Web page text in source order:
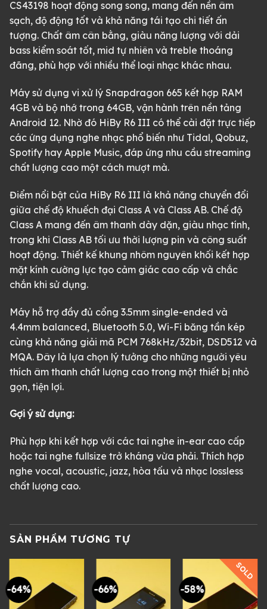
CS43198 hoạt động song song, mang đến nền âm
sạch, độ động tốt và khả năng tái tạo chi tiết ấn
tượng. Chất âm cân bằng, giàu năng lượng với dải
bass kiểm soát tốt, mid tự nhiên và treble thoáng
đãng, phù hợp với nhiều thể loại nhạc khác nhau.
Máy sử dụng vi xử lý Snapdragon 665 kết hợp RAM
4GB và bộ nhớ trong 64GB, vận hành trên nền tảng
Android 12. Nhờ đó HiBy R6 III có thể cài đặt trực tiếp
các ứng dụng nghe nhạc phổ biến như Tidal, Qobuz,
Spotify hay Apple Music, đáp ứng nhu cầu streaming
chất lượng cao một cách mượt mà.
Điểm nổi bật của HiBy R6 III là khả năng chuyển đổi
giữa chế độ khuếch đại Class A và Class AB. Chế độ
Class A mang đến âm thanh dày dặn, giàu nhạc tính,
trong khi Class AB tối ưu thời lượng pin và công suất
hoạt động. Thiết kế khung nhôm nguyên khối kết hợp
mặt kính cường lực tạo cảm giác cao cấp và chắc
chắn khi sử dụng.
Máy hỗ trợ đầy đủ cổng 3.5mm single-ended và
4.4mm balanced, Bluetooth 5.0, Wi-Fi băng tần kép
cùng khả năng giải mã PCM 768kHz/32bit, DSD512 và
MQA. Đây là lựa chọn lý tưởng cho những người yêu
thích âm thanh chất lượng cao trong một thiết bị nhỏ
gọn, tiện lợi.
Gợi ý sử dụng:
Phù hợp khi kết hợp với các tai nghe in-ear cao cấp
hoặc tai nghe fullsize trở kháng vừa phải. Thích hợp
nghe vocal, acoustic, jazz, hòa tấu và nhạc lossless
chất lượng cao.
SẢN PHẨM TƯƠNG TỰ
-64% -66% -58%
SOLD